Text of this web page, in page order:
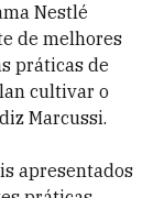
Nestlé
de melhores
práticas de
cultivar o
Marcussi.
apresentados